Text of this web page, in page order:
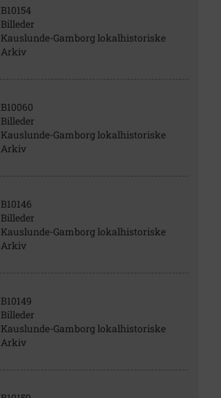
B10154
Billeder
Kauslunde-Gamborg lokalhistoriske
Arkiv
B10060
Billeder
Kauslunde-Gamborg lokalhistoriske
Arkiv
B10146
Billeder
Kauslunde-Gamborg lokalhistoriske
Arkiv
B10149
Billeder
Kauslunde-Gamborg lokalhistoriske
Arkiv